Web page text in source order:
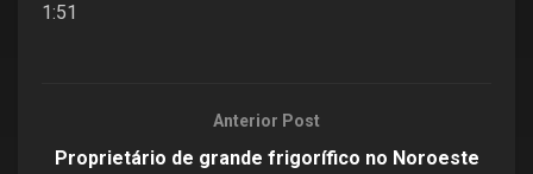
1:51
Anterior Post
Proprietário de grande frigorífico no Noroeste